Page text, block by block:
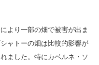
より一部の畑で被害が出ま
ャトーの畑は比較的影響が
ました。特にカベルネ・ソ